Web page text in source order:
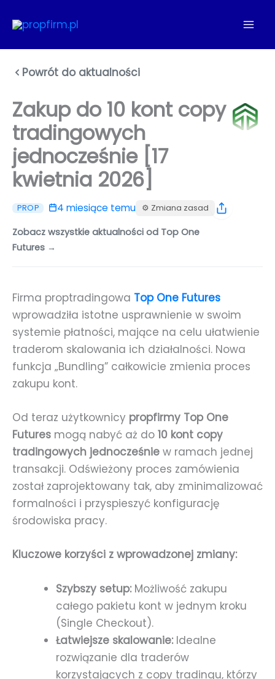
do
Powrót do aktualności
Zakup do 10 kont copy
tradingowych
jednocześnie [17
kwietnia 2026]
PROP 4 miesiące temu ⚙️ Zmiana zasad
Zobacz wszystkie aktualności od Top One
Futures →
Firma proptradingowa Top One Futures
wprowadziła istotne usprawnienie w swoim
systemie płatności, mające na celu ułatwienie
traderom skalowania ich działalności. Nowa
funkcja „Bundling” całkowicie zmienia proces
zakupu kont.
Od teraz użytkownicy propfirmy Top One
Futures mogą nabyć aż do 10 kont copy
tradingowych jednocześnie w ramach jednej
transakcji. Odświeżony proces zamówienia
został zaprojektowany tak, aby zminimalizować
formalności i przyspieszyć konfigurację
środowiska pracy.
Kluczowe korzyści z wprowadzonej zmiany:
Szybszy setup:Możliwość zakupu
całego pakietu kont w jednym kroku
(Single Checkout).
Łatwiejsze skalowanie:Idealne
rozwiązanie dla traderów
korzystających z copy tradingu, którzy